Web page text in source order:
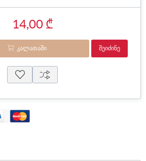
14,00 ₾
ᲙᲐᲚᲐᲗᲐᲨᲘ ᲨᲔᲘᲫᲘᲜᲔ